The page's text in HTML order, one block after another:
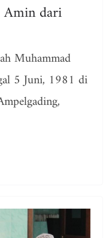
dari
Muhammad
5 Juni, 1981 di